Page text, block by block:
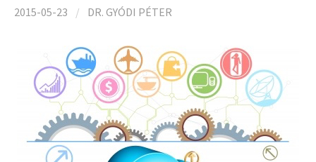
2015-05-23 / DR. GYÓDI PÉTER